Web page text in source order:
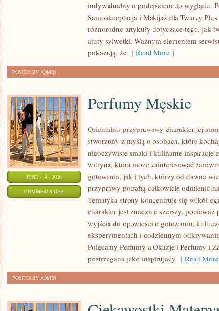
indywidualnym podejściem do wyglądu.
Samoakceptacja i Makijaż dla Twarzy
różnorodne artykuły dotyczące tego, jak
atuty sylwetki. Ważnym elementem
pokazują, że [ Read More ]
POSTED BY ADMIN
JUNE - 14 - 2026
COMMENTS OFFON
Perfumy Męskie
Orientalno-przyprawowy charakter tej
stworzony z myślą o osobach, które
nieoczywiste smaki i kulinarne inspiracje
witryna, która może zainteresować
gotowania, jak i tych, którzy od dawna
przyprawy potrafią całkowicie odmienić
Tematyka strony koncentruje się wokół
charakter jest znacznie szerszy,
wyjścia do opowieści o gotowaniu,
eksperymentach i codziennym
Polecamy Perfumy a Okazje i Perfumy i
postrzegana jako inspirujący [ Read
POSTED BY ADMIN